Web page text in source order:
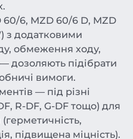
60/6, MZD 60/6 D, MZD
з додатковими
обмеження ходу,
дозоляють підібрати
вимоги.
— під різні
R-DF, G-DF тощо) для
підвищена міцність).